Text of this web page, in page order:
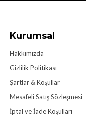
Kurumsal
Hakkımızda
Gizlilik Politikası
Şartlar & Koşullar
Mesafeli Satış Sözleşmesi
İptal ve İade Koşulları